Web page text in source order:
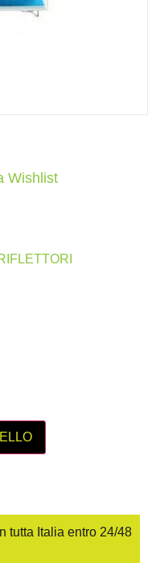
Wishlist
tutta Italia entro 24/48